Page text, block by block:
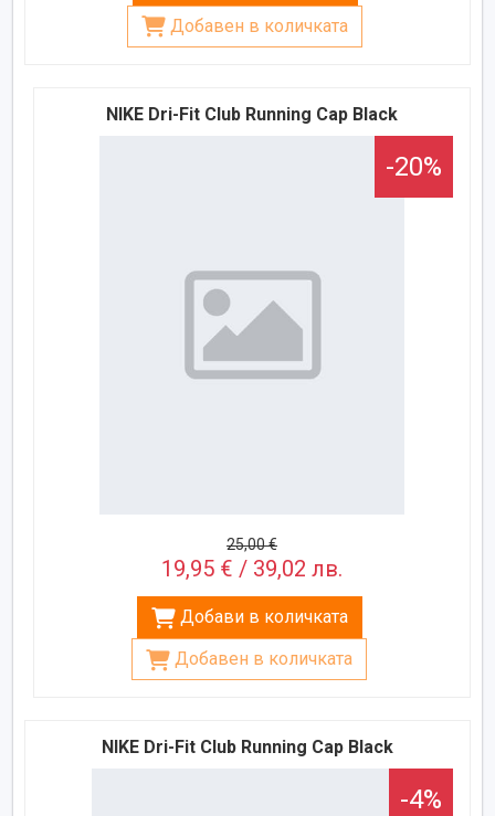
Добавен в количката
NIKE Dri-Fit Club Running Cap Black
-20%
25,00 €
19,95 € / 39,02 лв.
Добави в количката
Добавен в количката
NIKE Dri-Fit Club Running Cap Black
-4%